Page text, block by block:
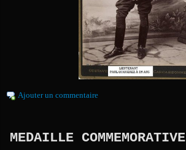
Ajouter un commentaire
MEDAILLE